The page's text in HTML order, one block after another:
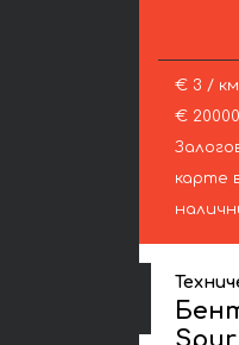
€ 3 /
€
карте
Spur